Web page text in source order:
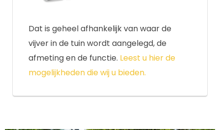
Dat is geheel afhankelijk van waar de
vijver in de tuin wordt aangelegd, de
afmeting en de functie. Leest u hier de
mogelijkheden die wij u bieden.